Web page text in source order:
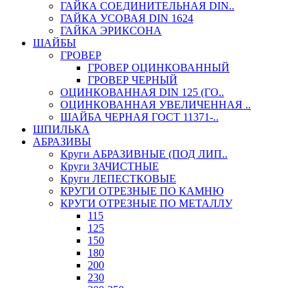
ГАЙКА СОЕДИНИТЕЛЬНАЯ DIN..
ГАЙКА УСОВАЯ DIN 1624
ГАЙКА ЭРИКСОНА
ШАЙБЫ
ГРОВЕР
ГРОВЕР ОЦИНКОВАННЫЙ
ГРОВЕР ЧЕРНЫЙ
ОЦИНКОВАННАЯ DIN 125 (ГО..
ОЦИНКОВАННАЯ УВЕЛИЧЕННАЯ ..
ШАЙБА ЧЕРНАЯ ГОСТ 11371-..
ШПИЛЬКА
АБРАЗИВЫ
Круги АБРАЗИВНЫЕ (ПОД ЛИП..
Круги ЗАЧИСТНЫЕ
Круги ЛЕПЕСТКОВЫЕ
КРУГИ ОТРЕЗНЫЕ ПО КАМНЮ
КРУГИ ОТРЕЗНЫЕ ПО МЕТАЛЛУ
115
125
150
180
200
230